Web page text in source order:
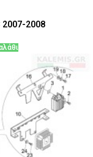
2007-2008